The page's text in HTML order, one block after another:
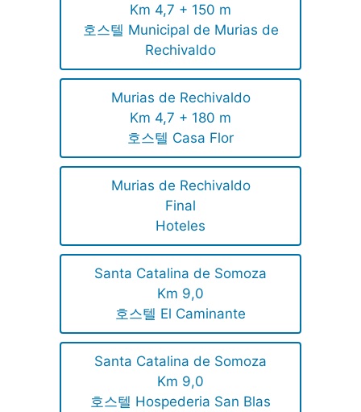
Km 4,7 + 150 m
호스텔 Municipal de Murias de
Rechivaldo
Murias de Rechivaldo
Km 4,7 + 180 m
호스텔 Casa Flor
Murias de Rechivaldo
Final
Hoteles
Santa Catalina de Somoza
Km 9,0
호스텔 El Caminante
Santa Catalina de Somoza
Km 9,0
호스텔 Hospederia San Blas